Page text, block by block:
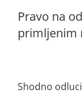
Pravo na
primljenim
Shodno